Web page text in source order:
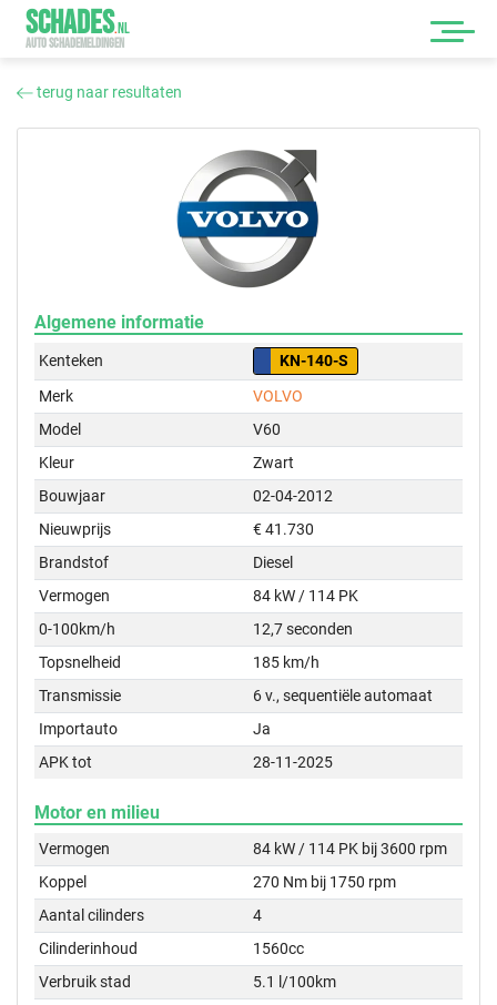
SCHADES.NL
AUTO SCHADEMELDINGEN
terug naar resultaten
Algemene informatie
Kenteken
KN-140-S
Merk
VOLVO
Model
V60
Kleur
Zwart
Bouwjaar
02-04-2012
Nieuwprijs
€ 41.730
Brandstof
Diesel
Vermogen
84 kW / 114 PK
0-100km/h
12,7 seconden
Topsnelheid
185 km/h
Transmissie
6 v., sequentiële automaat
Importauto
Ja
APK tot
28-11-2025
Motor en milieu
Vermogen
84 kW / 114 PK bij 3600 rpm
Koppel
270 Nm bij 1750 rpm
Aantal cilinders
4
Cilinderinhoud
1560cc
Verbruik stad
5.1 l/100km